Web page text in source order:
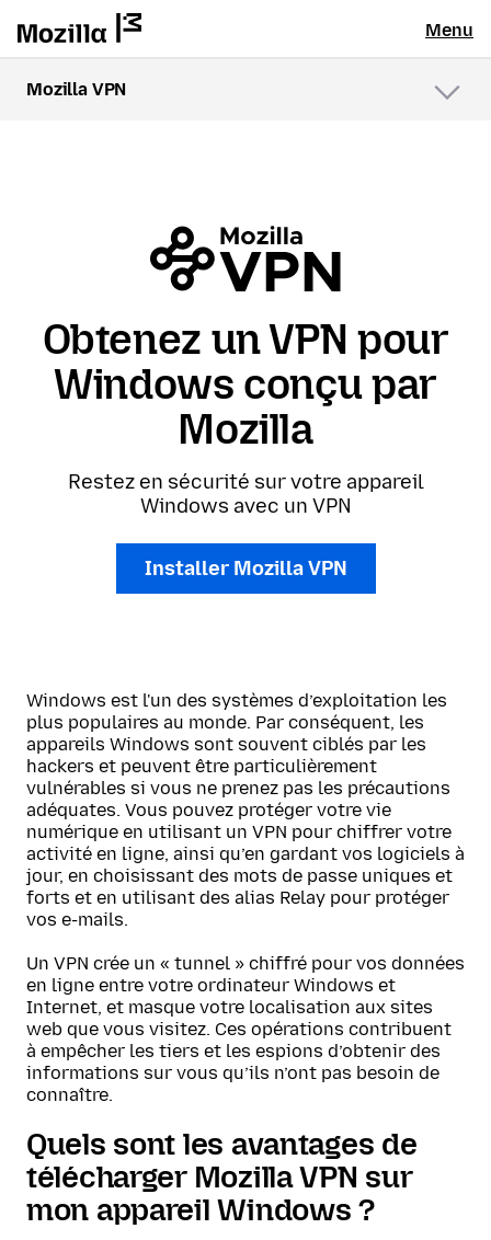
Menu
Mozilla VPN
Obtenez un VPN pour
Windows conçu par
Mozilla
Restez en sécurité sur votre appareil
Windows avec un VPN
Installer Mozilla VPN
Windows est l'un des systèmes d’exploitation les
plus populaires au monde. Par conséquent, les
appareils Windows sont souvent ciblés par les
hackers et peuvent être particulièrement
vulnérables si vous ne prenez pas les précautions
adéquates. Vous pouvez protéger votre vie
numérique en utilisant un VPN pour chiffrer votre
activité en ligne, ainsi qu’en gardant vos logiciels à
jour, en choisissant des mots de passe uniques et
forts et en utilisant des alias Relay pour protéger
vos e-mails.
Un VPN crée un « tunnel » chiffré pour vos données
en ligne entre votre ordinateur Windows et
Internet, et masque votre localisation aux sites
web que vous visitez. Ces opérations contribuent
à empêcher les tiers et les espions d’obtenir des
informations sur vous qu’ils n’ont pas besoin de
connaître.
Quels sont les avantages de
télécharger Mozilla VPN sur
mon appareil Windows ?